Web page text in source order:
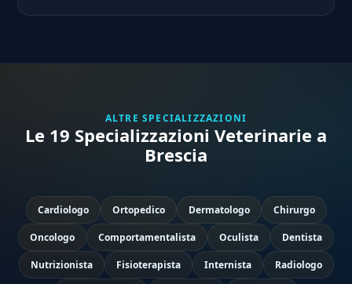
ALTRE SPECIALIZZAZIONI
Le 19 Specializzazioni Veterinarie a
Brescia
Cardiologo Ortopedico Dermatologo Chirurgo
Oncologo Comportamentalista Oculista Dentista
Nutrizionista Fisioterapista Internista Radiologo